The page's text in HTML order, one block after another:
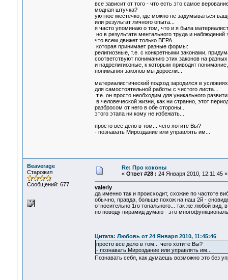
все зависит от того - что есть это самое
модная штучка?
уютное местечко, где можно не задумываться
или результат личного опыта...
я часто упоминаю о том, что и я была
но в результате ментального труда и
что всем движет только ВЕРА...
которая принимает разные формы:
религиозные, т.е. с конкретными законами,
соответствуют пониманию этих законов на
и надрелигиозные, к которым приводит
понимания законов мы доросли...
материалистический подход зародился в
для самостоятельной работы с чистого листа...
т.е. он просто необходим для уникального
в человеческой жизни, как ни странно, этот
разбросом от него в обе стороны...
этого этапа ни кому не избежать...
просто все дело в том... чего хотите Вы?
- познавать Мироздание или управлять им...
Beaverage
Старожил
Сообщений: 677
Re: Про коконы
« Ответ #28 : 24 Января 2010, 12:11:45 »
valeriy
да именно так и происходит, схожие по частоте
обычно, правда, больше похож на наш 2й -
относительно 1го тонального... так же любой
по поводу пирамид думаю - это
Цитата: Любовь от 24 Января 2010, 11:45:46
просто все дело в том... чего хотите Вы?
- познавать Мироздание или управлять им...
Познавать себя, как думаешь возможно это без